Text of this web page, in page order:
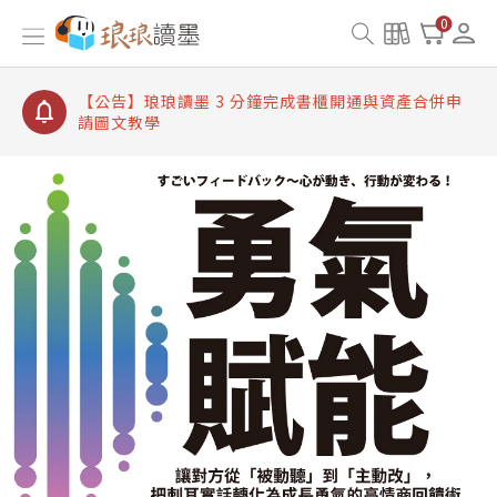
0
【公告】琅琅讀墨書櫃開通常見問題
【公告】琅琅讀墨 3 分鐘完成書櫃開通與資產合併申
【公告】琅琅書店服務升級重要說明及資產合併結果
查詢